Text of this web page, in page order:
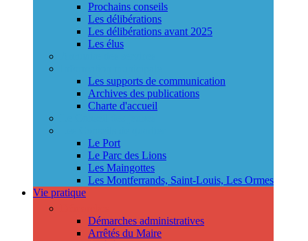
Prochains conseils
Les délibérations
Les délibérations avant 2025
Les élus
Les supports de communication
Archives des publications
Charte d'accueil
Le Port
Le Parc des Lions
Les Maingottes
Les Montferrands, Saint-Louis, Les Ormes
Vie pratique
Démarches administratives
Arrêtés du Maire